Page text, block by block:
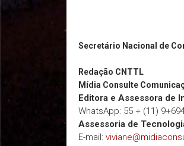
Secretário Nacional de
Redação CNTTL
Mídia Consulte
Editora e Assessora de
WhatsApp: 55 + (11)
Assessoria de
E-mail: